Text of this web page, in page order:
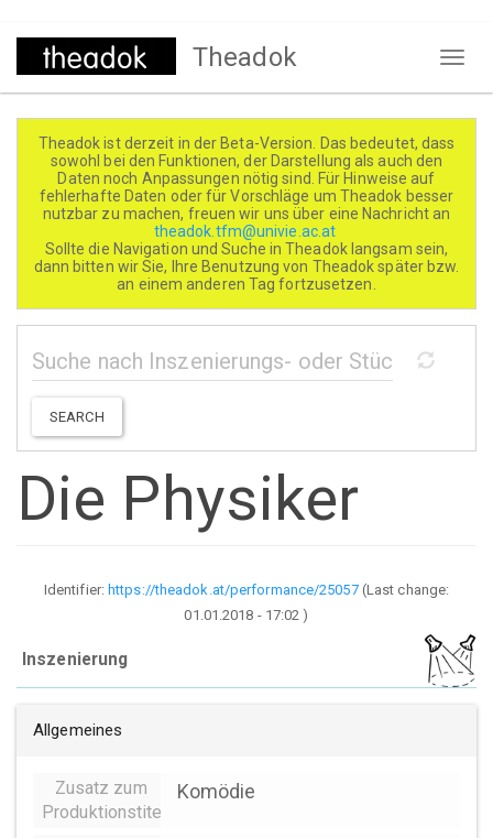
Direkt
Theadok
Theadok ist derzeit in der Beta-Version. Das bedeutet, dass
sowohl bei den Funktionen, der Darstellung als auch den
Daten noch Anpassungen nötig sind. Für Hinweise auf
fehlerhafte Daten oder für Vorschläge um Theadok besser
nutzbar zu machen, freuen wir uns über eine Nachricht an
theadok.tfm@univie.ac.at
Sollte die Navigation und Suche in Theadok langsam sein,
dann bitten wir Sie, Ihre Benutzung von Theadok später bzw.
an einem anderen Tag fortzusetzen.
SEARCH
Die Physiker
Identifier:https://theadok.at/performance/25057(Last change:
01.01.2018 - 17:02 )
Inszenierung
Allgemeines
Zusatz zum
Produktionstitel
Komödie